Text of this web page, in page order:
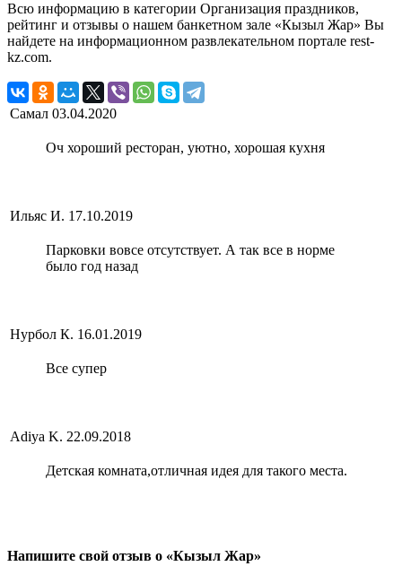
Всю информацию в категории Организация праздников,
рейтинг и отзывы о нашем банкетном зале «Кызыл Жар» Вы
найдете на информационном развлекательном портале rest-
kz.com.
Самал 03.04.2020
Оч хороший ресторан, уютно, хорошая кухня
Ильяс И. 17.10.2019
Парковки вовсе отсутствует. А так все в норме
было год назад
Нурбол К. 16.01.2019
Все супер
Adiya K. 22.09.2018
Детская комната,отличная идея для такого места.
Напишите свой отзыв о «Кызыл Жар»